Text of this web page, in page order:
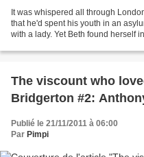
It was whispered all through
that he'd spent his youth in an
with a lady. Yet Beth found herself
The viscount who
Bridgerton #2:
Publié le 21/11/2011 à 06:00
Par Pimpi